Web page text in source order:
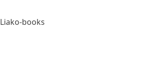
Liako-books